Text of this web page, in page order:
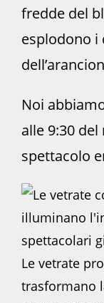
fredde del
esplodono i
Noi
alle 9:30
spettacolo
Le vetrate
trasformano